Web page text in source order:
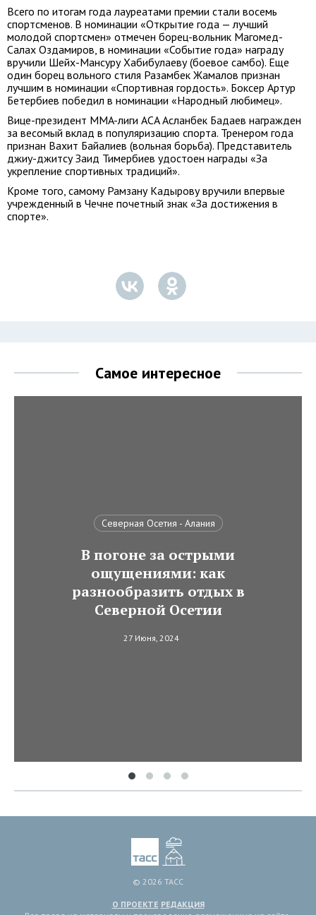
Всего по итогам года лауреатами премии стали восемь
спортсменов. В номинации «Открытие года — лучший
молодой спортсмен» отмечен борец-вольник Магомед-
Салах Оздамиров, в номинации «Событие года» награду
вручили Шейх-Мансуру Хабибулаеву (боевое самбо). Еще
один борец вольного стиля Разамбек Жамалов признан
лучшим в номинации «Спортивная гордость». Боксер Артур
Бетербиев победил в номинации «Народный любимец».
Вице-президент MMA-лиги ACA Асланбек Бадаев награжден
за весомый вклад в популяризацию спорта. Тренером года
признан Вахит Байалиев (вольная борьба). Представитель
джиу-джитсу Заид Тимербиев удостоен награды «За
укрепление спортивных традиций».
Кроме того, самому Рамзану Кадырову вручили впервые
учрежденный в Чечне почетный знак «За достижения в
спорте».
Самое интересное
Северная Осетия - Алания
В погоне за острыми
ощущениями: как
разнообразить отдых в
Северной Осетии
27 Июня, 2024
© 2026 ТАСС
О ПРОЕКТЕ РЕДАКЦИЯ